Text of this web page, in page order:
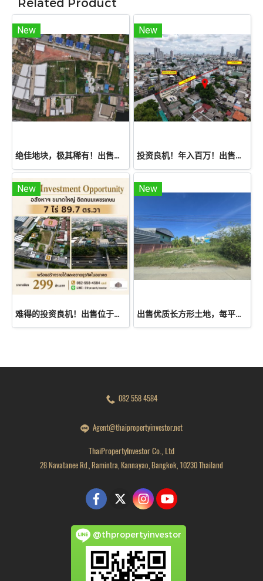
New
绝佳地块，极其稀有！出售位于 Phetkasem 120 巷，面积 2- 1 - 84 莱的空地。规划用途为紫色，适合建造工厂或仓库。近生活配套设施，离 Phetkasem 主干道仅 950 米。特价！
New
投资良机！年入百万！出售空地79平方哇，黄金地段！位于市中心黄金地段，Chan路，毗邻Sathorn和Saint Louis。是打造配送中心的理想之选；封闭式货车可轻松进出！
New
难得的投资良机！出售位于曼谷Nong Khaem县Nong Khang Phlu区Phetkasem路的大型综合用途物业，占地7莱89.7平方哇
New
出售优质长方形土地，每平方哇仅 22,000 泰铢，近 Bang Phli 工业区，约 10 分钟可到达 Bangna-Trad 路和 Sukhumvit 路
082 558 4584
Agent@thaipropertyinvestor.net
ThaiPropertyInvestor Co., Ltd
28 Navatanee Rd., Ramintra, Kannayao, Bangkok, 10230 Thailand
@thpropertyinvestor